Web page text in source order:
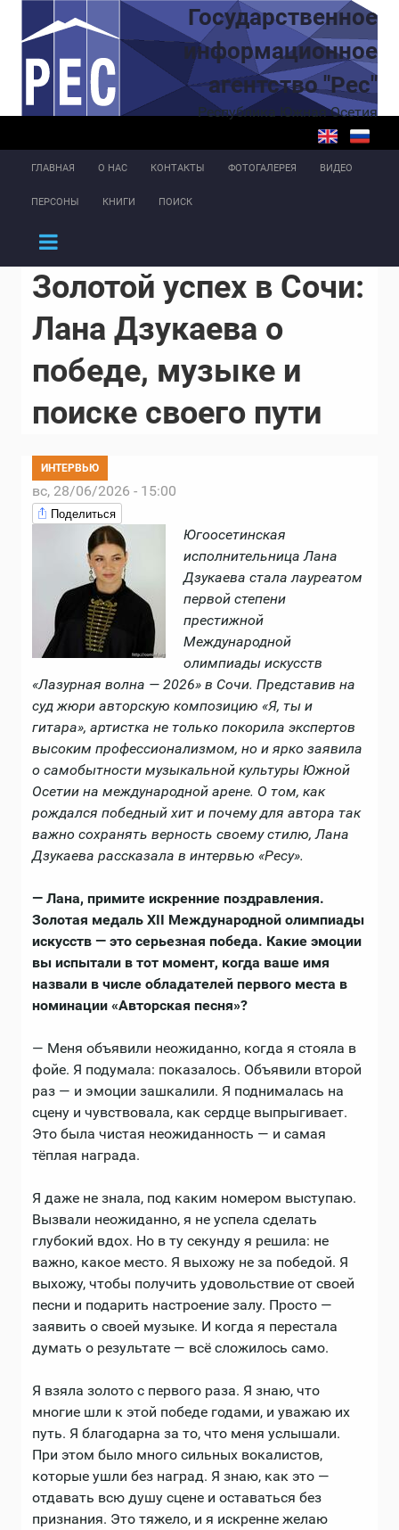
Перейти к основному содержаниюГосударственное
информационное
агентство "Рес"
Республика Южная Осетия
ГЛАВНАЯ О НАС КОНТАКТЫ ФОТОГАЛЕРЕЯ ВИДЕО
ПЕРСОНЫ КНИГИ ПОИСК
Золотой успех в Сочи:
Лана Дзукаева о
победе, музыке и
поиске своего пути
ИНТЕРВЬЮ
вс, 28/06/2026 - 15:00
Поделиться
Югоосетинская
исполнительница Лана
Дзукаева стала лауреатом
первой степени
престижной
Международной
олимпиады искусств
«Лазурная волна — 2026» в Сочи. Представив на
суд жюри авторскую композицию «Я, ты и
гитара», артистка не только покорила экспертов
высоким профессионализмом, но и ярко заявила
о самобытности музыкальной культуры Южной
Осетии на международной арене. О том, как
рождался победный хит и почему для автора так
важно сохранять верность своему стилю, Лана
Дзукаева рассказала в интервью «Ресу».
— Лана, примите искренние поздравления.
Золотая медаль XII Международной олимпиады
искусств — это серьезная победа. Какие эмоции
вы испытали в тот момент, когда ваше имя
назвали в числе обладателей первого места в
номинации «Авторская песня»?
— Меня объявили неожиданно, когда я стояла в
фойе. Я подумала: показалось. Объявили второй
раз — и эмоции зашкалили. Я поднималась на
сцену и чувствовала, как сердце выпрыгивает.
Это была чистая неожиданность — и самая
тёплая награда.
Я даже не знала, под каким номером выступаю.
Вызвали неожиданно, я не успела сделать
глубокий вдох. Но в ту секунду я решила: не
важно, какое место. Я выхожу не за победой. Я
выхожу, чтобы получить удовольствие от своей
песни и подарить настроение залу. Просто —
заявить о своей музыке. И когда я перестала
думать о результате — всё сложилось само.
Я взяла золото с первого раза. Я знаю, что
многие шли к этой победе годами, и уважаю их
путь. Я благодарна за то, что меня услышали.
При этом было много сильных вокалистов,
которые ушли без наград. Я знаю, как это —
отдавать всю душу сцене и оставаться без
признания. Это тяжело, и я искренне желаю